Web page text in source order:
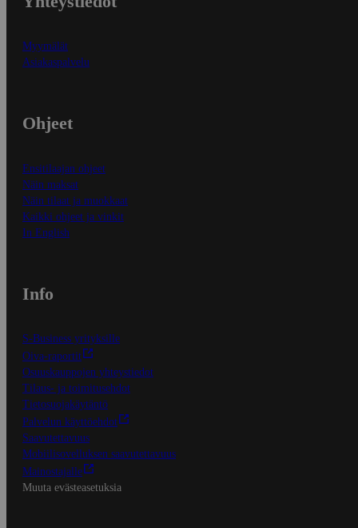
Myymälät
Asiakaspalvelu
Ohjeet
Ensitilaajan ohjeet
Näin maksat
Näin tilaat ja muokkaat
Kaikki ohjeet ja vinkit
In English
Info
S-Business yrityksille
Oiva-raportit
Osuuskauppojen yhteystiedot
Tilaus- ja toimitusehdot
Tietosuojakäytäntö
Palvelun käyttöehdot
Saavutettavuus
Mobiilisovelluksen saavutettavuus
Mainostajalle
Muuta evästeasetuksia